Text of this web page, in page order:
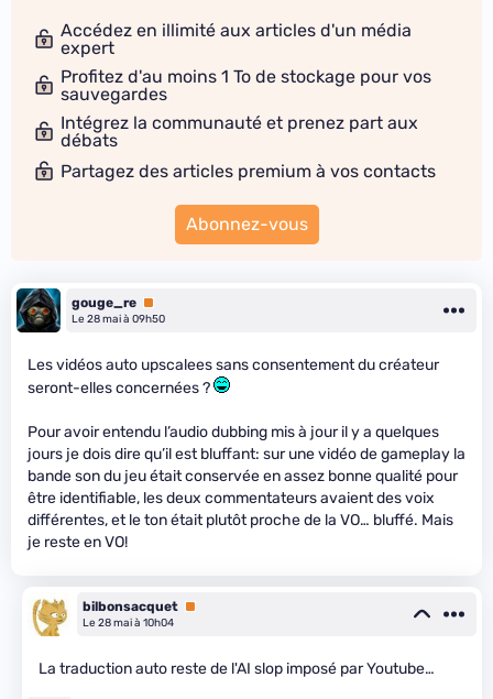
Accédez en illimité aux articles d'un média
expert
Profitez d'au moins 1 To de stockage pour vos
sauvegardes
Intégrez la communauté et prenez part aux
débats
Partagez des articles premium à vos contacts
Abonnez-vous
gouge_re Premium
Le 28 mai à 09h50
Les vidéos auto upscalees sans consentement du créateur
seront-elles concernées ?
Pour avoir entendu l’audio dubbing mis à jour il y a quelques
jours je dois dire qu’il est bluffant: sur une vidéo de gameplay la
bande son du jeu était conservée en assez bonne qualité pour
être identifiable, les deux commentateurs avaient des voix
différentes, et le ton était plutôt proche de la VO… bluffé. Mais
je reste en VO!
bilbonsacquet Premium
Le 28 mai à 10h04
La traduction auto reste de l'AI slop imposé par Youtube…